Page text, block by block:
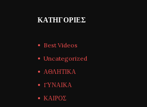
ΚΑΤΗΓΟΡΊΕΣ
Best Videos
Uncategorized
ΑΘΛΗΤΙΚΑ
ΓΥΝΑΙΚΑ
ΚΑΙΡΟΣ